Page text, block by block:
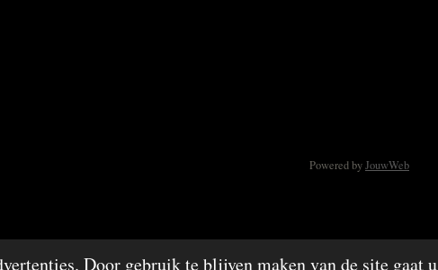
Door gebruik te blijven maken van de site gaat u
Powered byJouwWeb